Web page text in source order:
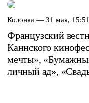
Колонка — 31 мая, 15:51
Французский
Каннского
мечты»,
личный ад»,